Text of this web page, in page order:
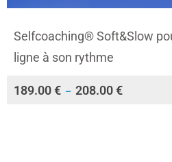
Selfcoaching® Soft&Slow
ligne à son rythme
189.00€ – 208.00€